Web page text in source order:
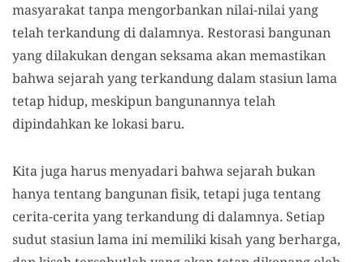
masyarakat tanpa mengorbankan nilai-nilai yang
telah terkandung di dalamnya. Restorasi bangunan
yang dilakukan dengan seksama akan memastikan
bahwa sejarah yang terkandung dalam stasiun lama
tetap hidup, meskipun bangunannya telah
dipindahkan ke lokasi baru.
Kita juga harus menyadari bahwa sejarah bukan
hanya tentang bangunan fisik, tetapi juga tentang
cerita-cerita yang terkandung di dalamnya. Setiap
sudut stasiun lama ini memiliki kisah yang berharga,